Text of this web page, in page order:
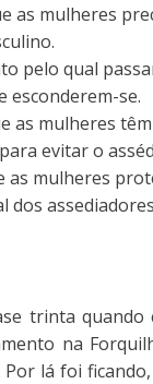
as mulheres
pelo qual
esconderem-se.
as mulheres
evitar o
as mulheres
dos
trinta quando
na
lá foi